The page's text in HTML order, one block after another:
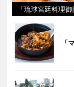
「琉球宮廷料理御
「